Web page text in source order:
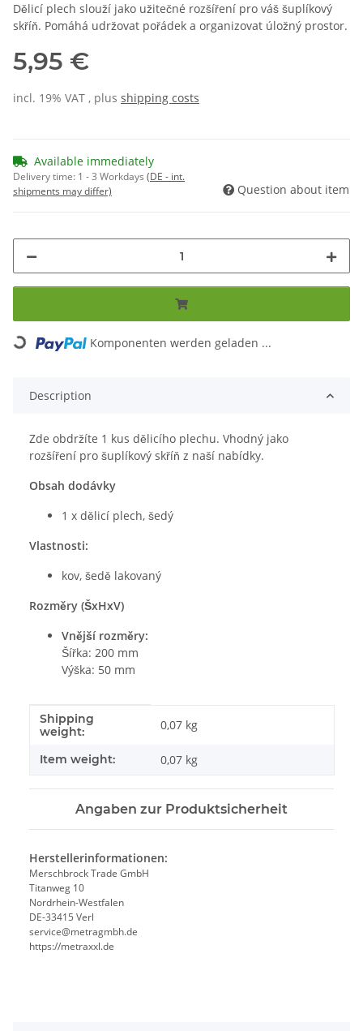
Dělicí plech slouží jako užitečné rozšíření pro váš šuplíkový
skříň. Pomáhá udržovat pořádek a organizovat úložný prostor.
5,95 €
incl. 19% VAT , plus shipping costs
Available immediately
Delivery time: 1 - 3 Workdays (DE - int.
shipments may differ)
Question about item
Loading... Komponenten werden geladen ...
Description
Zde obdržíte 1 kus dělicího plechu. Vhodný jako
rozšíření pro šuplíkový skříň z naší nabídky.
Obsah dodávky
1 x dělicí plech, šedý
Vlastnosti:
kov, šedě lakovaný
Rozměry (ŠxHxV)
Vnější rozměry:
Šířka: 200 mm
Výška: 50 mm
#productDetails.itemInformation#
#productDetails.itemValue#
Shipping
weight:
0,07 kg
Item weight: 0,07 kg
Angaben zur Produktsicherheit
Herstellerinformationen:
Merschbrock Trade GmbH
Titanweg 10
Nordrhein-Westfalen
DE-33415 Verl
service@metragmbh.de
https://metraxxl.de